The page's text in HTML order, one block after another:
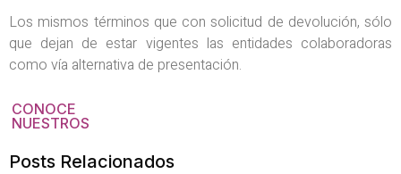
Los mismos términos que con solicitud de devolución, sólo
que dejan de estar vigentes las entidades colaboradoras
como vía alternativa de presentación.
CONOCE
NUESTROS
Posts Relacionados